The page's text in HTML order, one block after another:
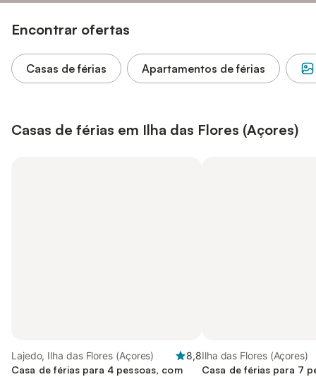
Encontrar ofertas
Casas de férias Apartamentos de férias
Casas de férias em Ilha das Flores (Açores)
Lajedo, Ilha das Flores (Açores)
8,8
Casa de férias para 4 pessoas, com
Ilha das Flores (Açores)
Casa de férias para 7